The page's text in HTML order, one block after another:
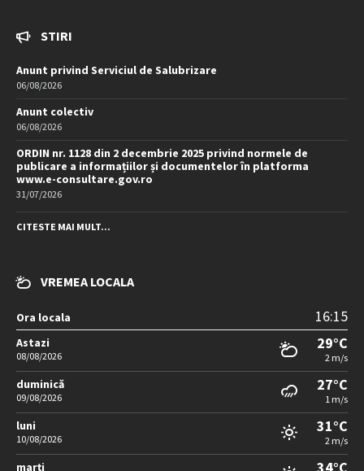
STIRI
Anunt privind Serviciul de Salubrizare
06/08/2026
Anunt colectiv
06/08/2026
ORDIN nr. 1128 din 2 decembrie 2025 privind normele de
publicare a informațiilor și documentelor în platforma
www.e-consultare.gov.ro
31/07/2026
CITESTE MAI MULT...
VREMEA LOCALA
Ora locala 16:15
Astazi
08/08/2026
29°C
2 m/s
duminică
09/08/2026
27°C
1 m/s
luni
10/08/2026
31°C
2 m/s
marți